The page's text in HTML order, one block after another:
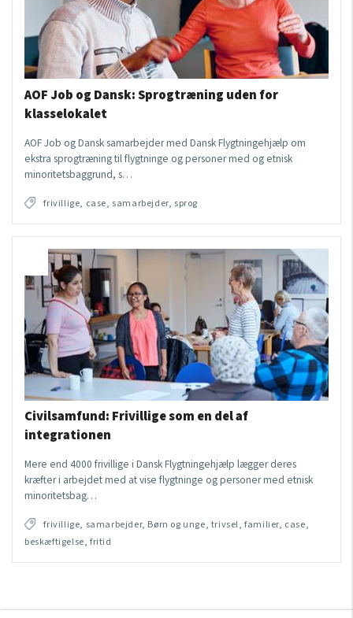
AOF Job og Dansk: Sprogtræning uden for
klasselokalet
AOF Job og Dansk samarbejder med Dansk Flygtningehjælp om
ekstra sprogtræning til flygtninge og personer med og etnisk
minoritetsbaggrund, s…
frivillige, case, samarbejder, sprog
Civilsamfund: Frivillige som en del af
integrationen
Mere end 4000 frivillige i Dansk Flygtningehjælp lægger deres
kræfter i arbejdet med at vise flygtninge og personer med etnisk
minoritetsbag…
frivillige, samarbejder, Børn og unge, trivsel, familier, case,
beskæftigelse, fritid